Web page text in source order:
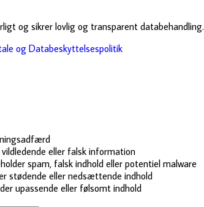
og sikrer lovlig og transparent databehandling.
og Databeskyttelsespolitik
vildledende eller falsk information
spam, falsk indhold eller potentiel malware
stødende eller nedsættende indhold
upassende eller følsomt indhold